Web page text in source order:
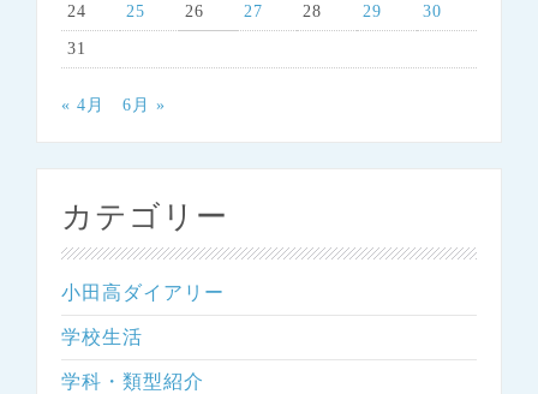
24 25 26 27 28 29 30
31
« 4月 6月 »
カテゴリー
小田高ダイアリー
学校生活
学科・類型紹介